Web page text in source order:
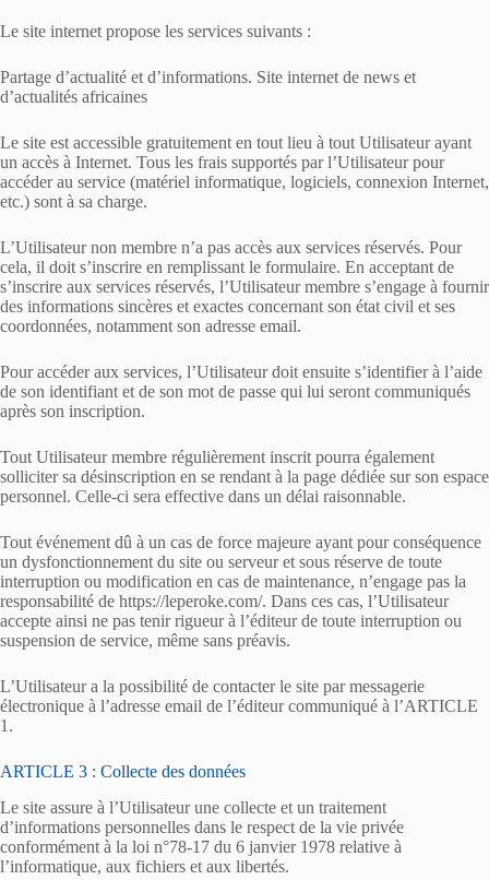
Le site internet propose les services suivants :
Partage d’actualité et d’informations. Site internet de news et
d’actualités africaines
Le site est accessible gratuitement en tout lieu à tout Utilisateur ayant
un accès à Internet. Tous les frais supportés par l’Utilisateur pour
accéder au service (matériel informatique, logiciels, connexion Internet,
etc.) sont à sa charge.
L’Utilisateur non membre n’a pas accès aux services réservés. Pour
cela, il doit s’inscrire en remplissant le formulaire. En acceptant de
s’inscrire aux services réservés, l’Utilisateur membre s’engage à fournir
des informations sincères et exactes concernant son état civil et ses
coordonnées, notamment son adresse email.
Pour accéder aux services, l’Utilisateur doit ensuite s’identifier à l’aide
de son identifiant et de son mot de passe qui lui seront communiqués
après son inscription.
Tout Utilisateur membre régulièrement inscrit pourra également
solliciter sa désinscription en se rendant à la page dédiée sur son espace
personnel. Celle-ci sera effective dans un délai raisonnable.
Tout événement dû à un cas de force majeure ayant pour conséquence
un dysfonctionnement du site ou serveur et sous réserve de toute
interruption ou modification en cas de maintenance, n’engage pas la
responsabilité de https://leperoke.com/. Dans ces cas, l’Utilisateur
accepte ainsi ne pas tenir rigueur à l’éditeur de toute interruption ou
suspension de service, même sans préavis.
L’Utilisateur a la possibilité de contacter le site par messagerie
électronique à l’adresse email de l’éditeur communiqué à l’ARTICLE
1.
ARTICLE 3 : Collecte des données
Le site assure à l’Utilisateur une collecte et un traitement
d’informations personnelles dans le respect de la vie privée
conformément à la loi n°78-17 du 6 janvier 1978 relative à
l’informatique, aux fichiers et aux libertés.